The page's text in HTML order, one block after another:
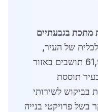
מתכת בגבעתיים
של העיר,
אשר אוכלוסייתה מונה כ-61,924 תושבים באזור
תוססת
בביקוש לשירותי
בשל פרויקטי בנייה